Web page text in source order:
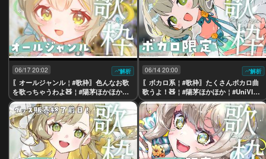
06/17 20:02 解析
〖オールジャンル￤#歌枠〗色んなお歌
を歌っちゃうわよ🧸￤#陽茅ほかほか￤#
UniVIRTUAL #Vtuber
06/14 20:00 解析
〖ボカロ系￤#歌枠〗たくさんボカロ曲
歌うよ！🧸￤#陽茅ほかほか￤#UniVIRT
UAL #Vtuber